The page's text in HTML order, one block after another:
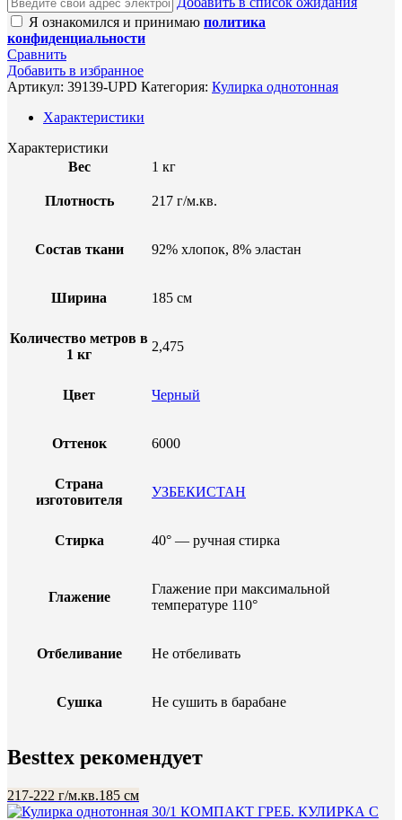
Я ознакомился и принимаю политика
конфиденциальности
Сравнить
Добавить в избранное
Артикул: 39139-UPD Категория: Кулирка однотонная
Характеристики
Характеристики
Вес
1 кг
Плотность 217 г/м.кв.
Состав ткани 92% хлопок, 8% эластан
Ширина 185 см
Количество метров в
1 кг
2,475
Цвет Черный
Оттенок 6000
Страна
изготовителя
УЗБЕКИСТАН
Стирка 40° — ручная стирка
Глажение
Глажение при максимальной
температуре 110°
Отбеливание Не отбеливать
Сушка Не сушить в барабане
Besttex рекомендует
217-222 г/м.кв.185 см